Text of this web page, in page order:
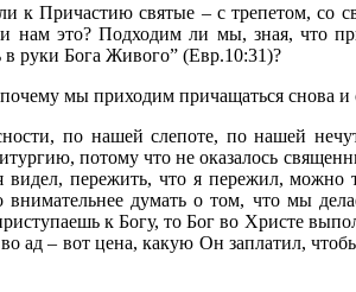
к Причастию святые – с трепетом, со
нам это? Подходим ли мы, зная, что
в руки Бога Живого” (Евр.10:31)?
мы приходим причащаться снова и
по нашей слепоте, по нашей
потому что не оказалось
пережить, что я пережил, можно
внимательнее думать о том, что мы
к Богу, то Бог во Христе
во ад – вот цена, какую Он заплатил,